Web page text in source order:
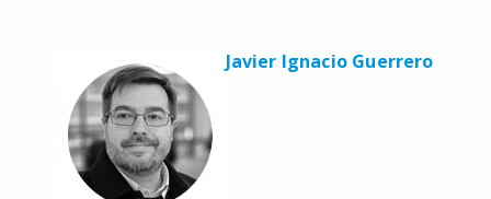
Javier Ignacio Guerrero